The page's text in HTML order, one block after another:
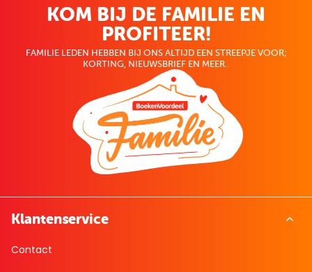
KOM BIJ DE FAMILIE EN
PROFITEER!
FAMILIE LEDEN HEBBEN BIJ ONS ALTIJD EEN STREEPJE VOOR;
KORTING, NIEUWSBRIEF EN MEER..
Klantenservice
Contact